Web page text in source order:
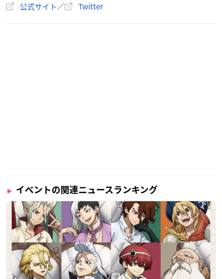
公式サイト／ Twitter
イベントの関連ニュースランキング